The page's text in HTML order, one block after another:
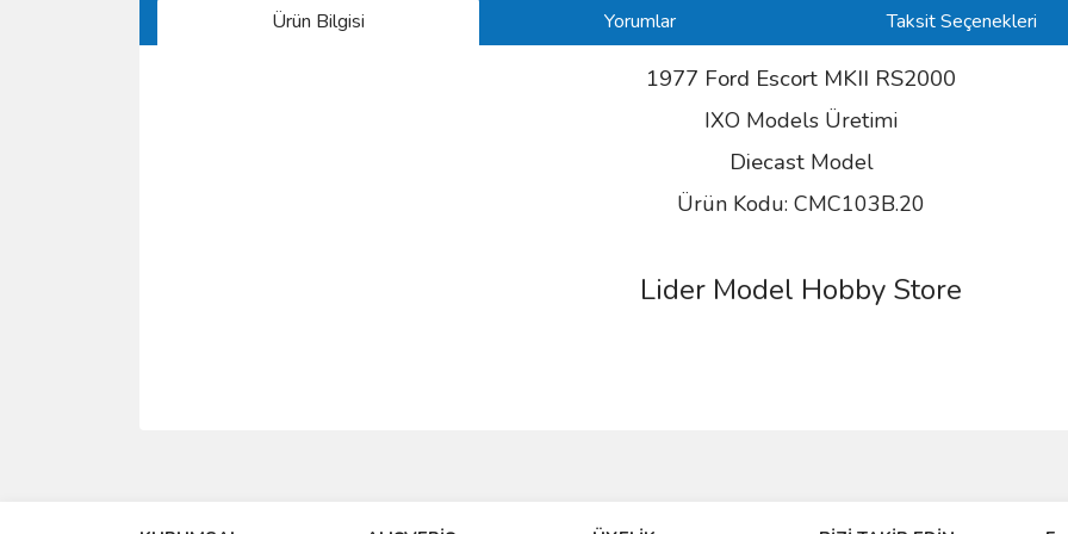
Ürün Bilgisi Yorumlar Taksit Seçenekleri
1977 Ford Escort MKII RS2000
IXO Models Üretimi
Diecast Model
Ürün Kodu: CMC103B.20
Lider Model Hobby Store